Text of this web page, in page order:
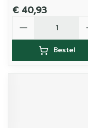
€ 40,93
Bestel